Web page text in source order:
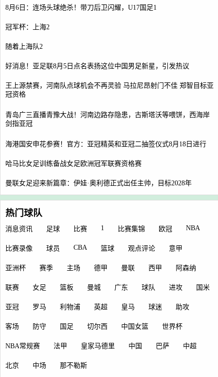
8月6日：连场头球绝杀！带刀后卫闪耀，U17国足1
冠军杯：上海2
随着上海队2
好消息！亚足联8月5日点名表扬这位中国男足新星，引发热议
王上源禁赛，河南队点球机会不再灵验 马拉尼昂射门不佳 郑智目标亚
冠资格
青岛广三直播青豫大战！河南边路存隐患，古斯塔沃等喂饼，西海岸
剑指亚冠
海港国安申花参赛！官方：亚冠精英和亚冠二抽签仪式8月18日进行
哈马比女足训练备战女足欧洲冠军联赛资格赛
曼联女足迎来新篇章：伊娃·奥利德正式出任主帅，目标2028年
热门球队
消息资讯 足球 比赛 1 比赛集锦 欧冠 NBA
比赛录像 球员 CBA 篮球 观点评论 意甲
亚洲杯 赛季 主场 德甲 曼联 西甲 阿森纳
联赛 女足 篮板 曼城 广东 球队 进攻 国米
亚冠 罗马 利物浦 英超 皇马 球迷 助攻
客场 防守 国足 切尔西 中国女篮 世界杯
NBA常规赛 法甲 皇家马德里 中国 巴萨 中超
北京 中场 那不勒斯